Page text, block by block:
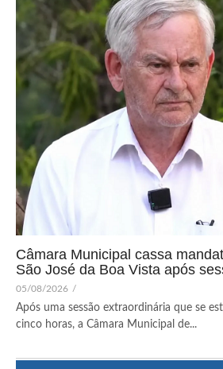
Câmara Municipal cassa
São José da Boa Vista após
05/08/2026 /
Após uma sessão extraordinária que se
cinco horas, a Câmara Municipal de...